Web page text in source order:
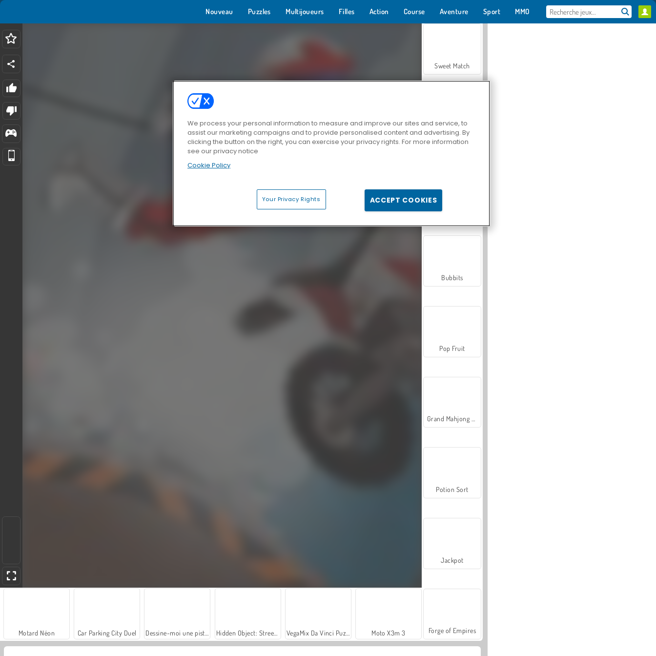
Nouveau Puzzles Multijoueurs Filles Action Course Aventure Sport MMO
Motard Néon Car Parking City Duel Moto X3m 3
Sweet Match
Zen Solitaire
Bubbits
Pop Fruit
Potion Sort
Jackpot
Forge of Empires
We process your personal information to measure and improve our sites and service, to
assist our marketing campaigns and to provide personalised content and advertising. By
clicking the button on the right, you can exercise your privacy rights. For more information
see our privacy notice
Cookie Policy
Your Privacy Rights ACCEPT COOKIES